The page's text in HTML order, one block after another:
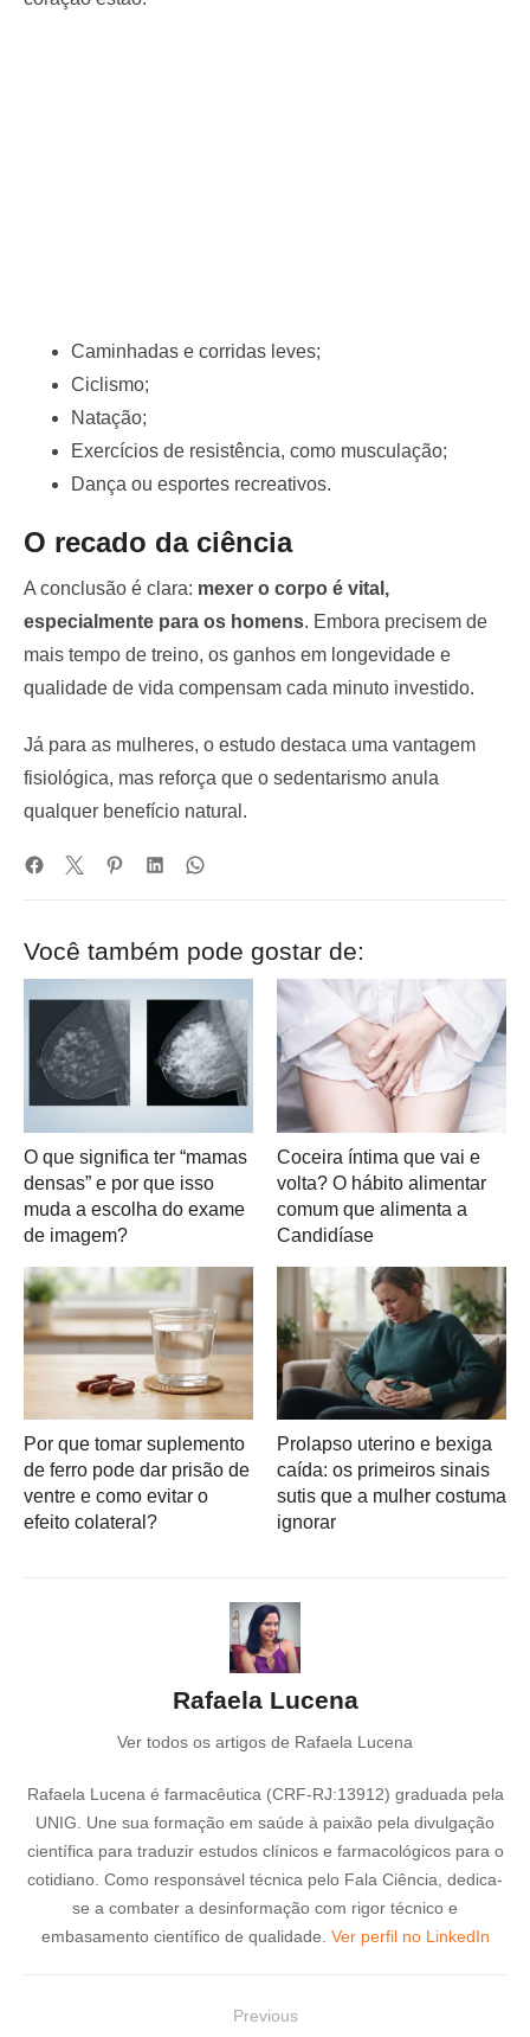
Caminhadas e corridas leves;
Ciclismo;
Natação;
Exercícios de resistência, como musculação;
Dança ou esportes recreativos.
O recado da ciência
A conclusão é clara: mexer o corpo é vital,
especialmente para os homens. Embora precisem de
mais tempo de treino, os ganhos em longevidade e
qualidade de vida compensam cada minuto investido.
Já para as mulheres, o estudo destaca uma vantagem
fisiológica, mas reforça que o sedentarismo anula
qualquer benefício natural.
Você também pode gostar de:
O que significa ter “mamas
densas” e por que isso
muda a escolha do exame
de imagem?
Coceira íntima que vai e
volta? O hábito alimentar
comum que alimenta a
Candidíase
Por que tomar suplemento
de ferro pode dar prisão de
ventre e como evitar o
efeito colateral?
Prolapso uterino e bexiga
caída: os primeiros sinais
sutis que a mulher costuma
ignorar
Rafaela Lucena
Ver todos os artigos de Rafaela Lucena
Rafaela Lucena é farmacêutica (CRF-RJ:13912) graduada pela
UNIG. Une sua formação em saúde à paixão pela divulgação
científica para traduzir estudos clínicos e farmacológicos para o
cotidiano. Como responsável técnica pelo Fala Ciência, dedica-
se a combater a desinformação com rigor técnico e
embasamento científico de qualidade. Ver perfil no LinkedIn
Previous